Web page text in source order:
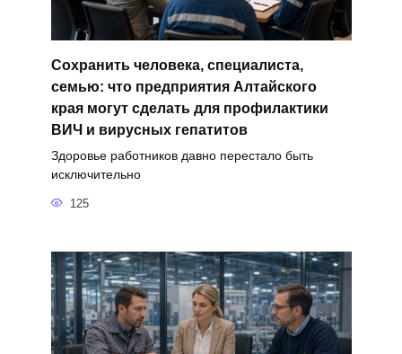
Сохранить человека, специалиста,
семью: что предприятия Алтайского
края могут сделать для профилактики
ВИЧ и вирусных гепатитов
Здоровье работников давно перестало быть
исключительно
125